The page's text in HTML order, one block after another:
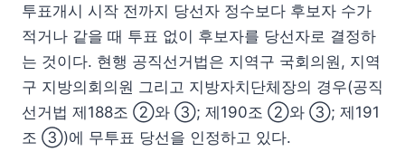
투표개시 시작 전까지 당선자 정수보다 후보자 수가
적거나 같을 때 투표 없이 후보자를 당선자로 결정하
는 것이다. 현행 공직선거법은 지역구 국회의원, 지역
구 지방의회의원 그리고 지방자치단체장의 경우(공직
선거법 제188조 ②와 ③; 제190조 ②와 ③; 제191
조 ③)에 무투표 당선을 인정하고 있다.